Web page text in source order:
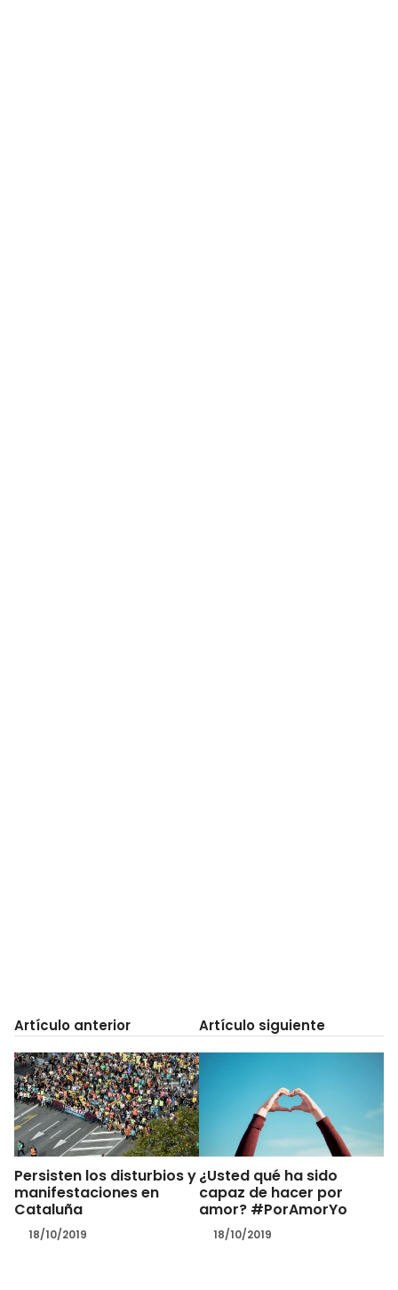
Artículo anterior
Persisten los disturbios y
manifestaciones en
Cataluña
18/10/2019
Artículo siguiente
¿Usted qué ha sido
capaz de hacer por
amor? #PorAmorYo
18/10/2019